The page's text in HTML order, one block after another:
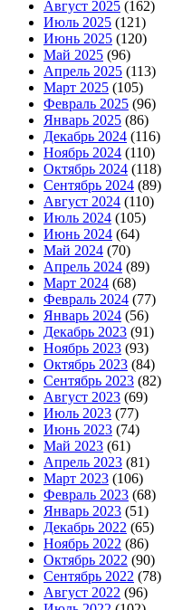
Август 2025 (162)
Июль 2025 (121)
Июнь 2025 (120)
Май 2025 (96)
Апрель 2025 (113)
Март 2025 (105)
Февраль 2025 (96)
Январь 2025 (86)
Декабрь 2024 (116)
Ноябрь 2024 (110)
Октябрь 2024 (118)
Сентябрь 2024 (89)
Август 2024 (110)
Июль 2024 (105)
Июнь 2024 (64)
Май 2024 (70)
Апрель 2024 (89)
Март 2024 (68)
Февраль 2024 (77)
Январь 2024 (56)
Декабрь 2023 (91)
Ноябрь 2023 (93)
Октябрь 2023 (84)
Сентябрь 2023 (82)
Август 2023 (69)
Июль 2023 (77)
Июнь 2023 (74)
Май 2023 (61)
Апрель 2023 (81)
Март 2023 (106)
Февраль 2023 (68)
Январь 2023 (51)
Декабрь 2022 (65)
Ноябрь 2022 (86)
Октябрь 2022 (90)
Сентябрь 2022 (78)
Август 2022 (96)